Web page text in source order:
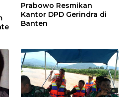
Prabowo Resmikan
Kantor DPD Gerindra di
Banten